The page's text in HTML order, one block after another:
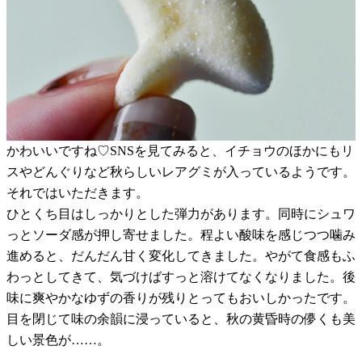
かわいいですね♡SNSを見てみると、イチョウのほかにもリ
スやどんぐりなど秋らしいレアグミが入っているようです。
それではいただきます。
ひとくち目はしっかりとした弾力があります。同時にシュワ
っとソーダ感が押し寄せました。程よい酸味を感じつつ噛み
進めると、だんだん甘く変化してきました。やがて食感もふ
わっとしてきて、気づけばすっと溶けてなくなりました。後
味に爽やかなゆずの香りが残りとってもおいしかったです。
目を閉じて味の余韻に浸っていると、秋の黄昏時の儚くも美
しい景色が……。